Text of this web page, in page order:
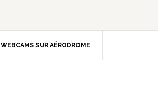
WEBCAMS SUR AÉRODROME